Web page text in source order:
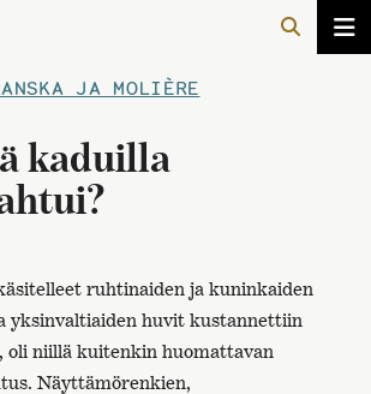
JA MOLIÈRE
kaduilla
ruhtinaiden ja kuninkaiden
yksinvaltiaiden huvit kustannettiin
oli niillä kuitenkin huomattavan
Näyttämörenkien,